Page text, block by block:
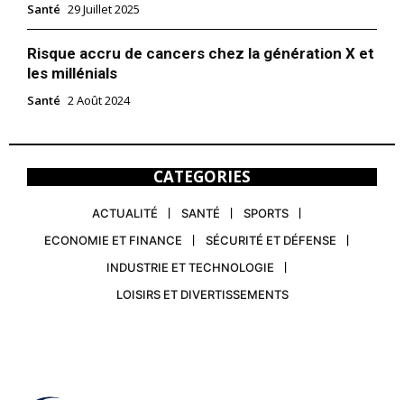
Santé 29 Juillet 2025
Risque accru de cancers chez la génération X et
les millénials
Santé 2 Août 2024
CATEGORIES
ACTUALITÉ SANTÉ
SPORTS
ECONOMIE ET FINANCE
SÉCURITÉ ET DÉFENSE
INDUSTRIE ET TECHNOLOGIE
LOISIRS ET DIVERTISSEMENTS